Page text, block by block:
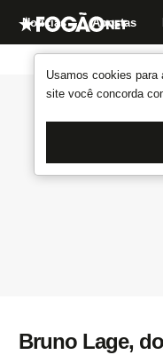
Usamos cookies para
site você concorda
Notícias Apostas
Bruno Lage,